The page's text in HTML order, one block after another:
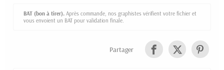
BAT (bon à tirer). Après commande, nos graphistes vérifient votre fichier et
vous envoient un BAT pour validation finale.
Partager